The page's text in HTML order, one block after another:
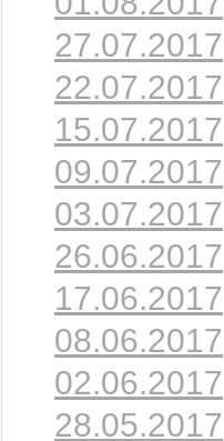
27.07.2017
22.07.2017
15.07.2017
09.07.2017
03.07.2017
26.06.2017
17.06.2017
08.06.2017
02.06.2017
28.05.2017